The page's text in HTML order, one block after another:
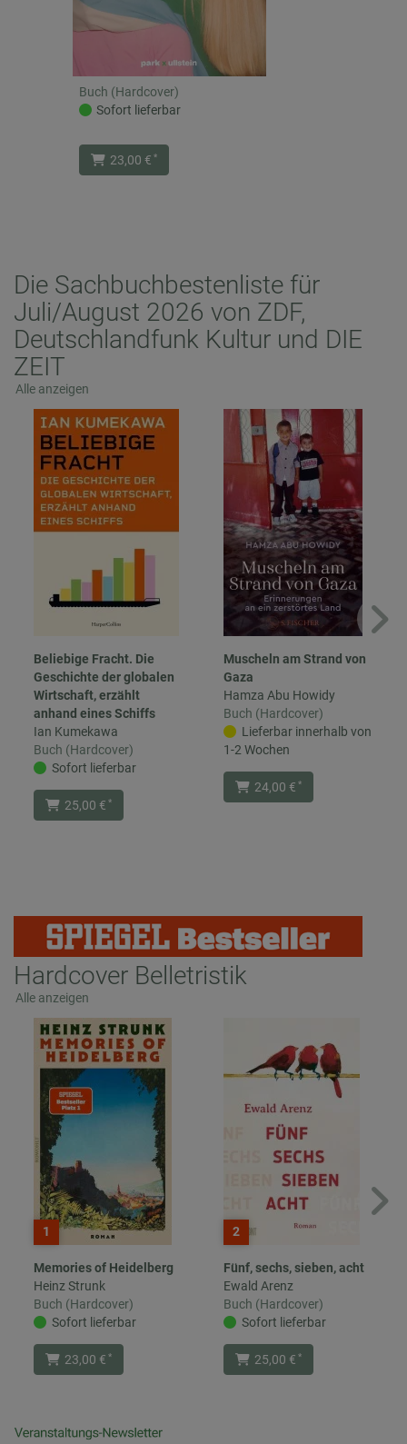
Buch (Hardcover)
Sofort lieferbar
23,00 € *
Die Sachbuchbestenliste für
Juli/August 2026 von ZDF,
Deutschlandfunk Kultur und DIE
ZEIT
Alle anzeigen
Beliebige Fracht. Die
Geschichte der globalen
Wirtschaft, erzählt
anhand eines Schiffs
Ian Kumekawa
Buch (Hardcover)
Sofort lieferbar
25,00 € *
Muscheln am Strand von
Gaza
Hamza Abu Howidy
Buch (Hardcover)
Lieferbar innerhalb von
1-2 Wochen
24,00 € *
Hardcover Belletristik
Alle anzeigen
1
Memories of Heidelberg
Heinz Strunk
Buch (Hardcover)
Sofort lieferbar
23,00 € *
2
Fünf, sechs, sieben, acht
Ewald Arenz
Buch (Hardcover)
Sofort lieferbar
25,00 € *